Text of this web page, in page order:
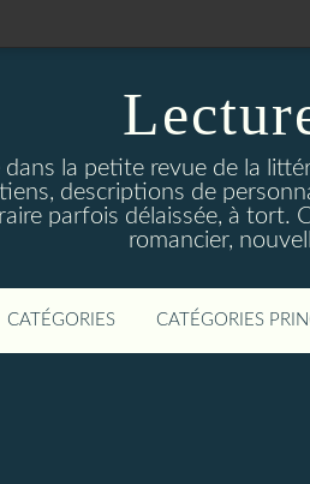
dans la petite revue de la
descriptions de
parfois délaissée, à tort.
romancier,
CATÉGORIES CATÉGORIES